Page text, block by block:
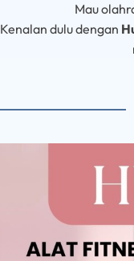
Mau
Kenalan dulu dengan